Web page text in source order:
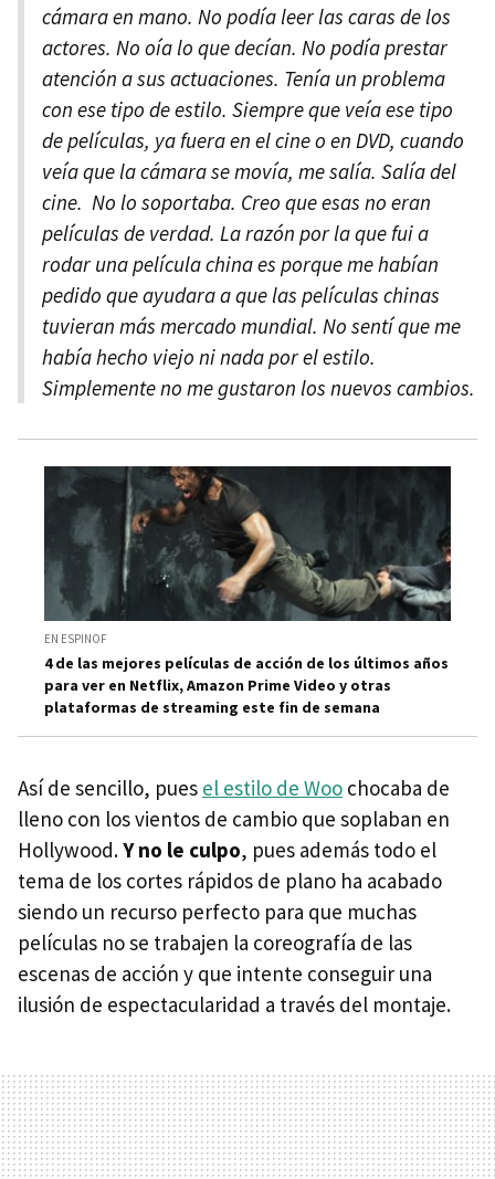
cámara en mano. No podía leer las caras de los
actores. No oía lo que decían. No podía prestar
atención a sus actuaciones. Tenía un problema
con ese tipo de estilo. Siempre que veía ese tipo
de películas, ya fuera en el cine o en DVD, cuando
veía que la cámara se movía, me salía. Salía del
cine. No lo soportaba. Creo que esas no eran
películas de verdad. La razón por la que fui a
rodar una película china es porque me habían
pedido que ayudara a que las películas chinas
tuvieran más mercado mundial. No sentí que me
había hecho viejo ni nada por el estilo.
Simplemente no me gustaron los nuevos cambios.
EN ESPINOF
4 de las mejores películas de acción de los últimos años
para ver en Netflix, Amazon Prime Video y otras
plataformas de streaming este fin de semana
Así de sencillo, pues el estilo de Woo chocaba de
lleno con los vientos de cambio que soplaban en
Hollywood.Y no le culpo, pues además todo el
tema de los cortes rápidos de plano ha acabado
siendo un recurso perfecto para que muchas
películas no se trabajen la coreografía de las
escenas de acción y que intente conseguir una
ilusión de espectacularidad a través del montaje.